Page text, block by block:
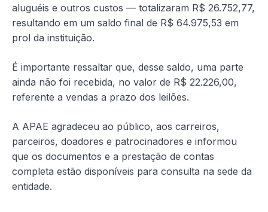
aluguéis e outros custos — totalizaram R$ 26.752,77,
resultando em um saldo final de R$ 64.975,53 em
prol da instituição.
É importante ressaltar que, desse saldo, uma parte
ainda não foi recebida, no valor de R$ 22.226,00,
referente a vendas a prazo dos leilões.
A APAE agradeceu ao público, aos carreiros,
parceiros, doadores e patrocinadores e informou
que os documentos e a prestação de contas
completa estão disponíveis para consulta na sede da
entidade.